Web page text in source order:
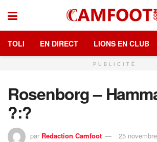
TOLI EN DIRECT LIONS EN CLUB
PUBLICITÉ
Rosenborg –
?:?
par Redaction Camfoot 25